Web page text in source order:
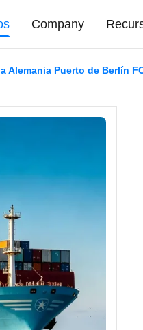
Company
Alemania Puerto de Berlín